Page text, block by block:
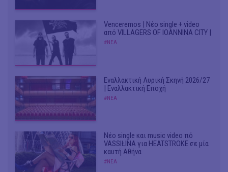
Venceremos | Νέο single + video
από VILLAGERS OF IOANNINA CITY |
#ΝΕΑ
Εναλλακτική Λυρική Σκηνή 2026/27
| Εναλλακτική Εποχή
#ΝΕΑ
Νέο single και music video πό
VASSIŁINA για HEATSTROKE σε μία
καυτή Αθήνα
#ΝΕΑ